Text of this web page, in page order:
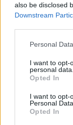
also be disclosed
Downstream
Personal
I want to opt-
personal data.
Opted In
I want to opt-
Personal Data.
Opted In